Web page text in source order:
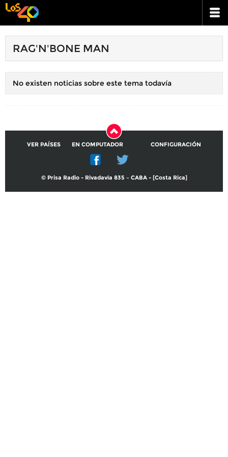
RAG'N'BONE MAN
No existen noticias sobre este tema todavía
VER PAÍSES EN COMPUTADOR CONFIGURACIÓN
© Prisa Radio - Rivadavia 835 – CABA - [Costa Rica]